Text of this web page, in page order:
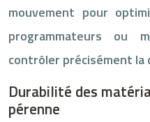
mouvement pour
programmateurs ou
contrôler précisément la
Durabilité des
pérenne